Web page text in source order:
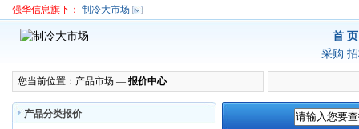
强华信息旗下： 制冷大市场
首 页
采购
您当前位置： 产品市场 — 报价中心
产品分类报价